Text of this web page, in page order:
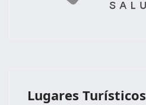
Lugares Turísticos